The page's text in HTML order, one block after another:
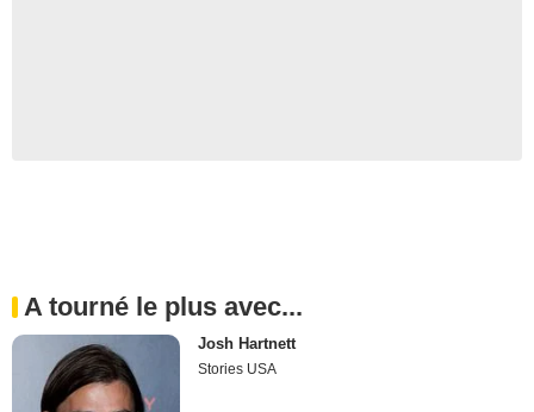
A tourné le plus avec...
Josh Hartnett
Stories USA